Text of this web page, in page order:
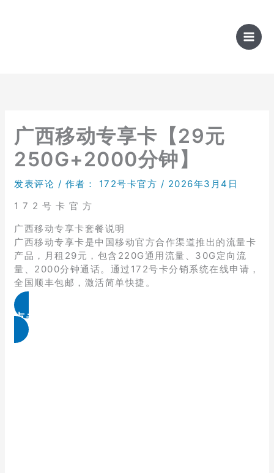
广西移动专享卡【29元
250G+2000分钟】
发表评论 / 作者： 172号卡官方 / 2026年3月4日
1 7 2 号 卡 官 方
广西移动专享卡套餐说明
广西移动专享卡是中国移动官方合作渠道推出的流量卡
产品，月租29元，包含220G通用流量、30G定向流
量、2000分钟通话。通过172号卡分销系统在线申请，
全国顺丰包邮，激活简单快捷。
点击免费领取